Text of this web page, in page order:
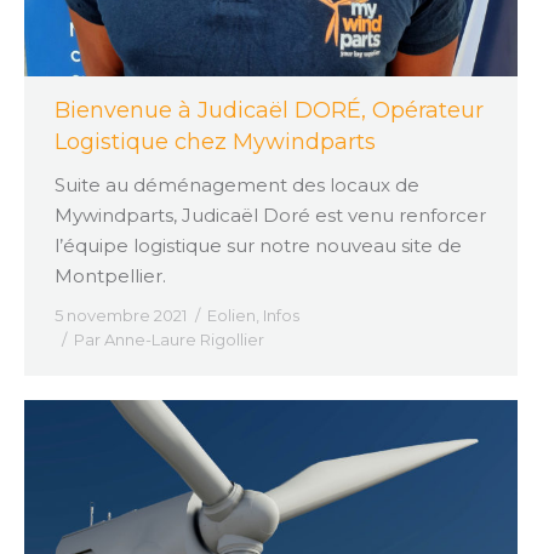
Bienvenue à Judicaël DORÉ, Opérateur
Logistique chez Mywindparts
Suite au déménagement des locaux de
Mywindparts, Judicaël Doré est venu renforcer
l’équipe logistique sur notre nouveau site de
Montpellier.
5 novembre 2021 Eolien Infos
Par Anne-Laure Rigollier